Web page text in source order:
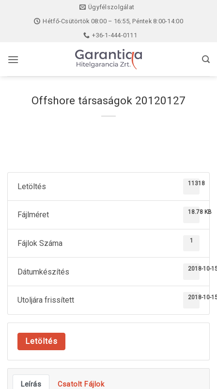
Ügyfélszolgálat
Hétfő-Csütörtök 08:00 – 16:55, Péntek 8:00-14:00
+36-1-444-0111
Offshore társaságok 20120127
Letöltés 11318
Fájlméret 18.78 KB
Fájlok Száma 1
Dátumkészítés 2018-10-
Utoljára frissített 2018-10-
Letöltés
Leírás Csatolt Fájlok